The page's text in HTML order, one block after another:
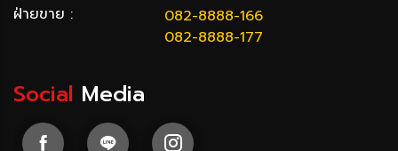
ฝ่ายขาย :
082-8888-166
082-8888-177
Social Media